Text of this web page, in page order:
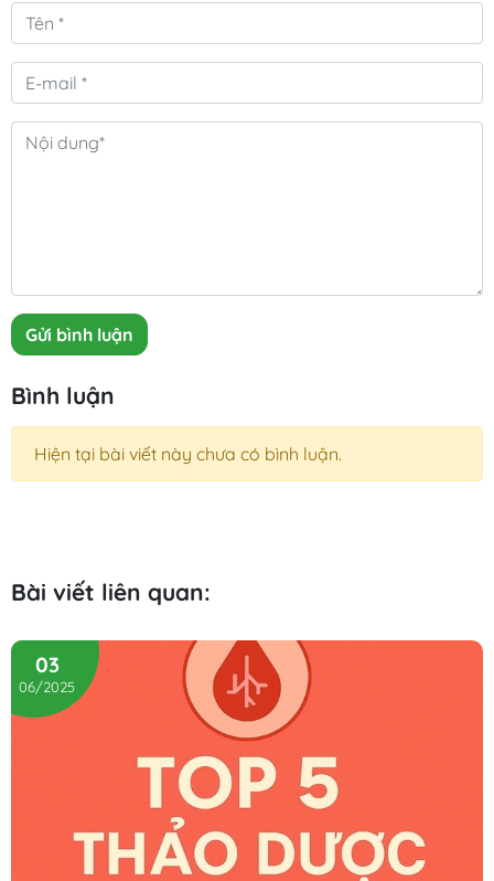
Gửi bình luận
Bình luận
Hiện tại bài viết này chưa có bình luận.
Bài viết liên quan:
03
06/2025